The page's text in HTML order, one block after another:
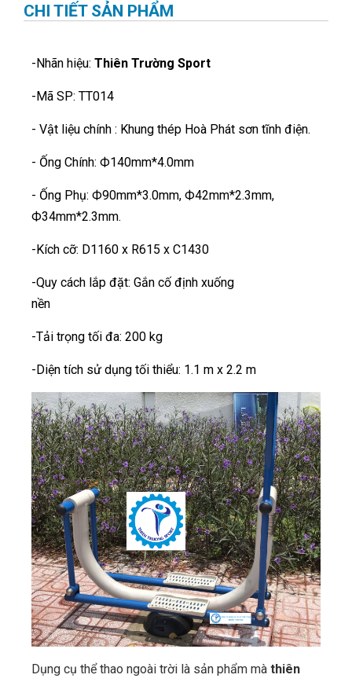
CHI TIẾT SẢN PHẨM
-Nhãn hiệu: Thiên Trường Sport
-Mã SP: TT014
- Vật liệu chính : Khung thép Hoà Phát sơn tĩnh điện.
- Ống Chính: Ф140mm*4.0mm
- Ống Phụ: Ф90mm*3.0mm, Ф42mm*2.3mm,
Ф34mm*2.3mm.
-Kích cỡ: D1160 x R615 x C1430
-Quy cách lắp đặt: Gắn cố định xuống
nền
-Tải trọng tối đa: 200 kg
-Diện tích sử dụng tối thiểu: 1.1 m x 2.2 m
Dụng cụ thể thao ngoài trời là sản phẩm mà thiên